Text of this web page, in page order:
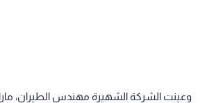
وعينت الشركة الشهيرة مهندس الطيران،